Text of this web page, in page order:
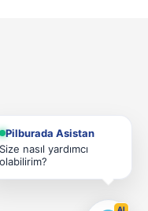
Pilburada Asistan
Size nasıl yardımcı
olabilirim?
AI